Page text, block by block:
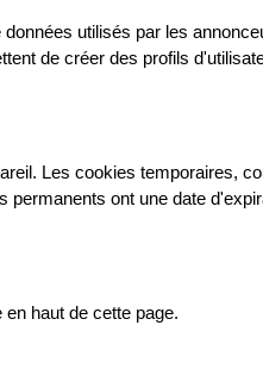
utilisés par les
de créer des profils
Les cookies temporaires,
ont une date
haut de cette page.